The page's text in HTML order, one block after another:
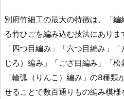
別府竹細工の最大の特徴は、「
る竹ひごを編み込む技法にあり
「四つ目編み」「六つ目編み」
じろ）編み」「ござ目編み」「松
「輪弧（りんこ）編み」の8種類
せることで数百通りもの編み模様